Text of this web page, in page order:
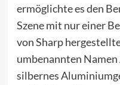
ermöglichte es den
Szene mit nur einer
von Sharp
umbenannten
silbernes